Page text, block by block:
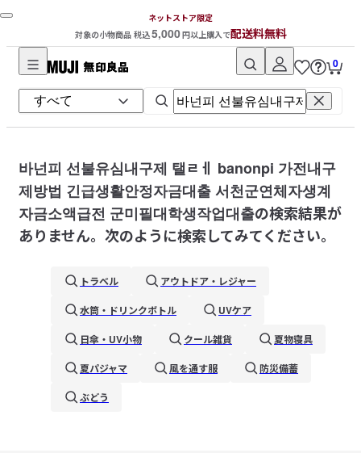
ネットストア限定
対象の小物商品 税込5,000円以上購入で配送料無料
無
印
良
ネ
ッ
ト
ス
ト
0
바넌피 선불유심내구제 탤ㄹㅔ banonpi 가전내구
제방법 긴급생활안정자금대출 서천군연체자생계
자금소액급전 군미필대학생작업대출の検索結果が
ありません。次のように検索してみてください。
トラベル
アウトドア・レジャー
水筒・ドリンクボトル
UVケア
日傘・UV小物
クール雑貨
夏物寝具
夏パジャマ
風を通す服
防災備蓄
ぶどう